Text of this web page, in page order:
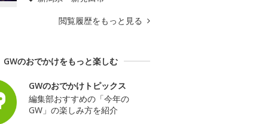
閲覧履歴をもっと見る
GWのおでかけをもっと楽しむ
GWのおでかけトピックス
編集部おすすめの「今年の
GW」の楽しみ方を紹介